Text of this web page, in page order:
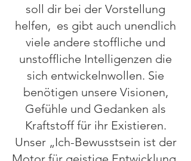
soll dir bei der Vorstellung
helfen, es gibt auch unendlich
viele andere stoffliche und
unstoffliche Intelligenzen die
sich entwickelnwollen. Sie
benötigen unsere Visionen,
Gefühle und Gedanken als
Kraftstoff für ihr Existieren.
Unser „Ich-Bewusstsein ist der